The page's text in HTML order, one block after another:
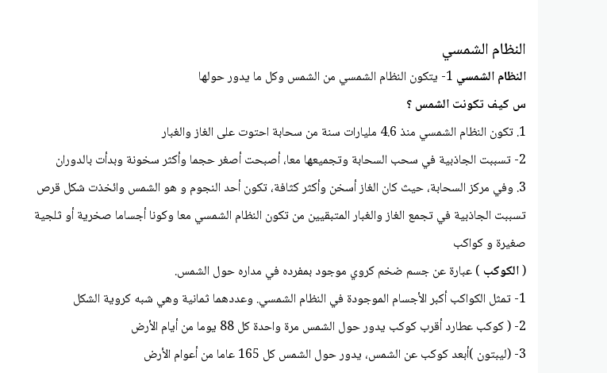
النظام الشمسي
النظام الشمسي
س كيف تكونت الشمس ؟
1. تكون النظام الشمسي منذ 4.6 مليارات سنة من سحابة احتوت على الغاز والغبار
2- تسببت الجاذبية في سحب السحابة وتجميعها معا، أصبحت أصغر حجما وأكثر سخونة وبدأت بالدوران
3. وفي مركز السحابة، حيث كان الغاز أسخن وأكثر كثافة، تكون أحد النجوم و هو الشمس وائخذت شكل قرص
تسببت الجاذبية في تجمع الغاز والغبار المتبقيين من تكون النظام الشمسي معا وكونا أجساما صخرية أو ثلجية
صغيرة و كواكب
(الكوكب ) عبارة عن جسم ضخم كروي موجود بمفرده في مداره حول الشمس.
1- تمثل الكواكب أكبر الأجسام الموجودة في النظام الشمسي. وعددهما ثمانية وهي شبه كروية الشكل
2- ( كوكب عطارد أقرب كوكب يدور حول الشمس مرة واحدة كل 88 يوما من أيام الأرض
3- (لیبتون )أبعد كوكب عن الشمس، يدور حول الشمس كل 165 عاما من أعوام الأرض